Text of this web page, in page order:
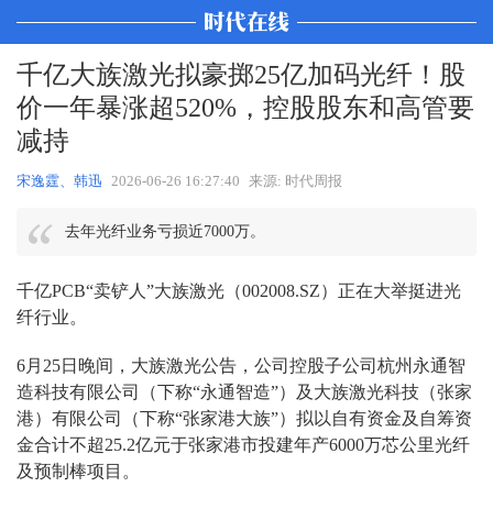
千亿大族激光拟豪掷25亿加码光纤！股
价一年暴涨超520%，控股股东和高管要
减持
宋逸霆、韩迅 2026-06-26 16:27:40 来源: 时代周报
去年光纤业务亏损近7000万。
千亿PCB“卖铲人”大族激光（002008.SZ）正在大举挺进光
纤行业。
6月25日晚间，大族激光公告，公司控股子公司杭州永通智
造科技有限公司（下称“永通智造”）及大族激光科技（张家
港）有限公司（下称“张家港大族”）拟以自有资金及自筹资
金合计不超25.2亿元于张家港市投建年产6000万芯公里光纤
及预制棒项目。